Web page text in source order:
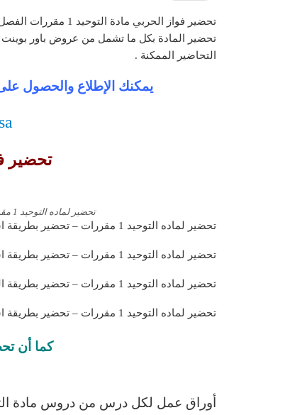
تحضير فواز الحربي
تحضير المادة بكل ما تشمل من عروض باور
التحاضير الممكنة .
يمكنك الإطلاع والحصول
تحضير
تحضير لماده التوحيد 1 مقررات – تحضير بطريقة وحدات مشروع الملك عبد الله .
تحضير لماده التوحيد 1 مقررات – تحضير بطريقة استراتيجيات فواز الحربي .
تحضير لماده التوحيد 1 مقررات – تحضير بطريقة استراتيجيات طولي .
تحضير لماده التوحيد 1 مقررات – تحضير بطريقة المسرد .
تحضير لماده التوحيد 1 مقررات – تحضير بطريقة استراتيجيات الليزر .
كما أن
أوراق عمل لكل درس من دروس مادة التوحيد 1